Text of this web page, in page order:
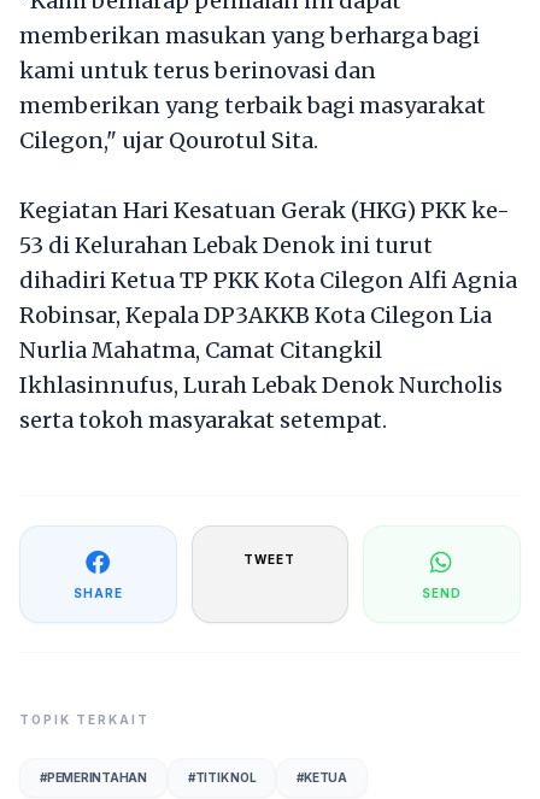
memberikan masukan yang berharga bagi
kami untuk terus berinovasi dan
memberikan yang terbaik bagi masyarakat
Cilegon," ujar Qourotul Sita.
Kegiatan Hari Kesatuan Gerak (HKG) PKK ke-
53 di Kelurahan Lebak Denok ini turut
dihadiri Ketua TP PKK Kota Cilegon Alfi Agnia
Robinsar, Kepala DP3AKKB Kota Cilegon Lia
Nurlia Mahatma, Camat Citangkil
Ikhlasinnufus, Lurah Lebak Denok Nurcholis
serta tokoh masyarakat setempat.
SHARE
TWEET
SEND
TOPIK TERKAIT
#PEMERINTAHAN #TITIK NOL #KETUA